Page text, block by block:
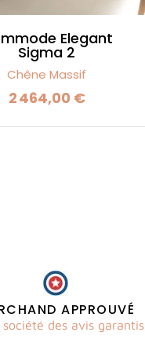
Elegant
Sigma 2
Chêne Massif
Prix
2 464,00 €
APPROUVÉ
société des avis garantis